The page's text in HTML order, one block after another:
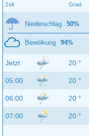
Zeit Grad
Niederschlag 50%
Bewölkung 94%
Jetzt 20 °
05:00 20 °
06:00 20 °
07:00 20 °